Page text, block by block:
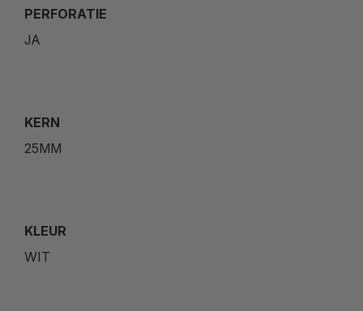
PERFORATIE
JA
KERN
25MM
KLEUR
WIT